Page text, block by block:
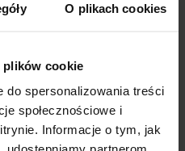
O plikach cookies
plików cookie
spersonalizowania treści
społecznościowe i
Informacje o tym, jak
z mieszanki włókien
LINDA z kolekcji Nova Style